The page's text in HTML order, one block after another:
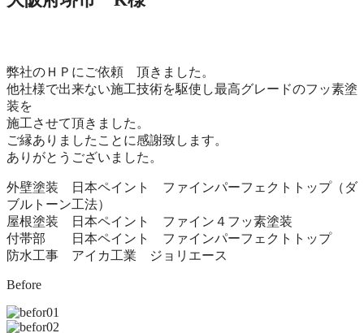
弊社のＨＰにご依頼 頂きました。
他社様で出来ない施工技術を駆使し最高グレードのフッ素塗
装を
施工させて頂きました。
ご縁ありましたことに感謝致します。
ありがとうございました。
外壁塗装 日本ペイント ファインパーフェクトトップ（ダ
ブルトーン工法）
屋根塗装 日本ペイント ファイン４フッ素塗装
付帯部 日本ペイント ファインパーフェクトトップ
防水工事 アイカ工業 ジョリエース
Before